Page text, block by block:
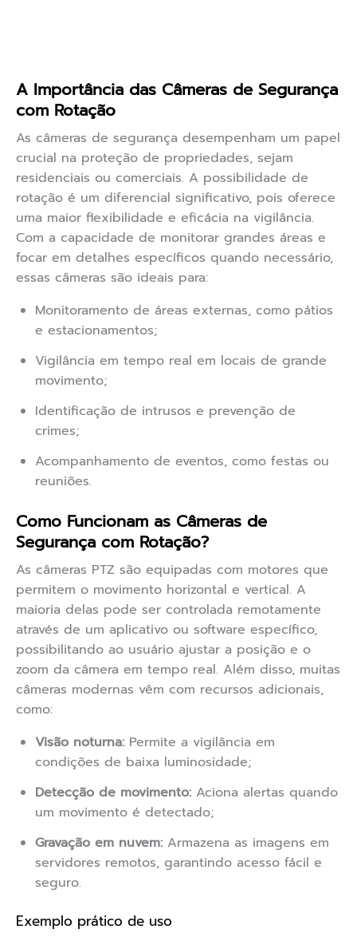
A Importância das Câmeras de Segurança
com Rotação
As câmeras de segurança desempenham um papel
crucial na proteção de propriedades, sejam
residenciais ou comerciais. A possibilidade de
rotação é um diferencial significativo, pois oferece
uma maior flexibilidade e eficácia na vigilância.
Com a capacidade de monitorar grandes áreas e
focar em detalhes específicos quando necessário,
essas câmeras são ideais para:
Monitoramento de áreas externas, como pátios
e estacionamentos;
Vigilância em tempo real em locais de grande
movimento;
Identificação de intrusos e prevenção de
crimes;
Acompanhamento de eventos, como festas ou
reuniões.
Como Funcionam as Câmeras de
Segurança com Rotação?
As câmeras PTZ são equipadas com motores que
permitem o movimento horizontal e vertical. A
maioria delas pode ser controlada remotamente
através de um aplicativo ou software específico,
possibilitando ao usuário ajustar a posição e o
zoom da câmera em tempo real. Além disso, muitas
câmeras modernas vêm com recursos adicionais,
como:
Visão noturna: Permite a vigilância em
condições de baixa luminosidade;
Detecção de movimento: Aciona alertas quando
um movimento é detectado;
Gravação em nuvem: Armazena as imagens em
servidores remotos, garantindo acesso fácil e
seguro.
Exemplo prático de uso